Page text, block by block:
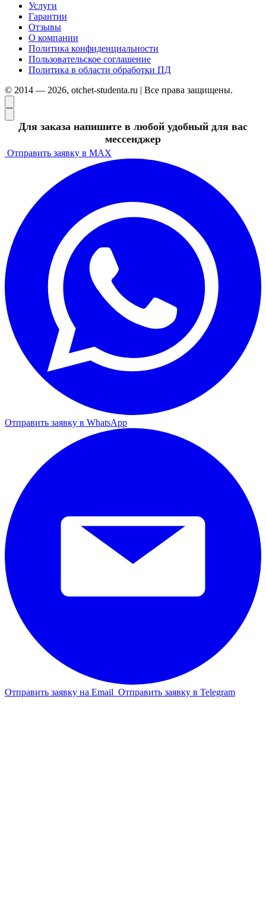
Услуги
Гарантии
Отзывы
О компании
Политика конфиденциальности
Пользовательское соглашение
Политика в области обработки ПД
© 2014 — 2026, otchet-studenta.ru | Все права защищены.
Для заказа напишите в любой удобный для вас
мессенджер
Отправить заявку в MAX
Отправить заявку в WhatsApp
Отправить заявку на Email Отправить заявку в Telegram